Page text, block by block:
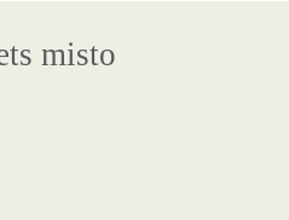
misto